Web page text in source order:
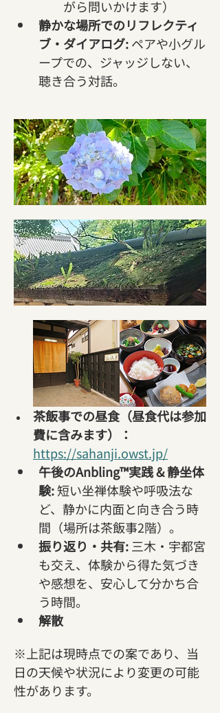
がら問いかけます）
静かな場所でのリフレクティ
ブ・ダイアログ: ペアや小グル
ープでの、ジャッジしない、
聴き合う対話。
茶飯事での昼食（昼食代は参加
費に含みます）：
https://sahanji.owst.jp/
午後のAnbling™実践 & 静坐体
験: 短い坐禅体験や呼吸法な
ど、静かに内面と向き合う時
間（場所は茶飯事2階）。
振り返り・共有: 三木・宇都宮
も交え、体験から得た気づき
や感想を、安心して分かち合
う時間。
解散
※上記は現時点での案であり、当
日の天候や状況により変更の可能
性があります。